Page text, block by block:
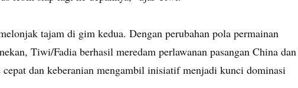
tajam di gim kedua. Dengan perubahan pola permainan
Tiwi/Fadia berhasil meredam perlawanan pasangan China dan
dan keberanian mengambil inisiatif menjadi kunci dominasi